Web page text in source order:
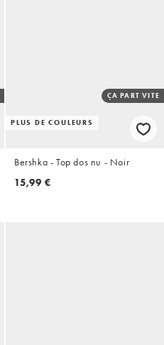
PLUS DE COULEURS
ÇA PART VITE
Bershka - Top dos nu - Noir
15,99 €